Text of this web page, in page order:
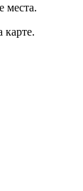
места.
карте.